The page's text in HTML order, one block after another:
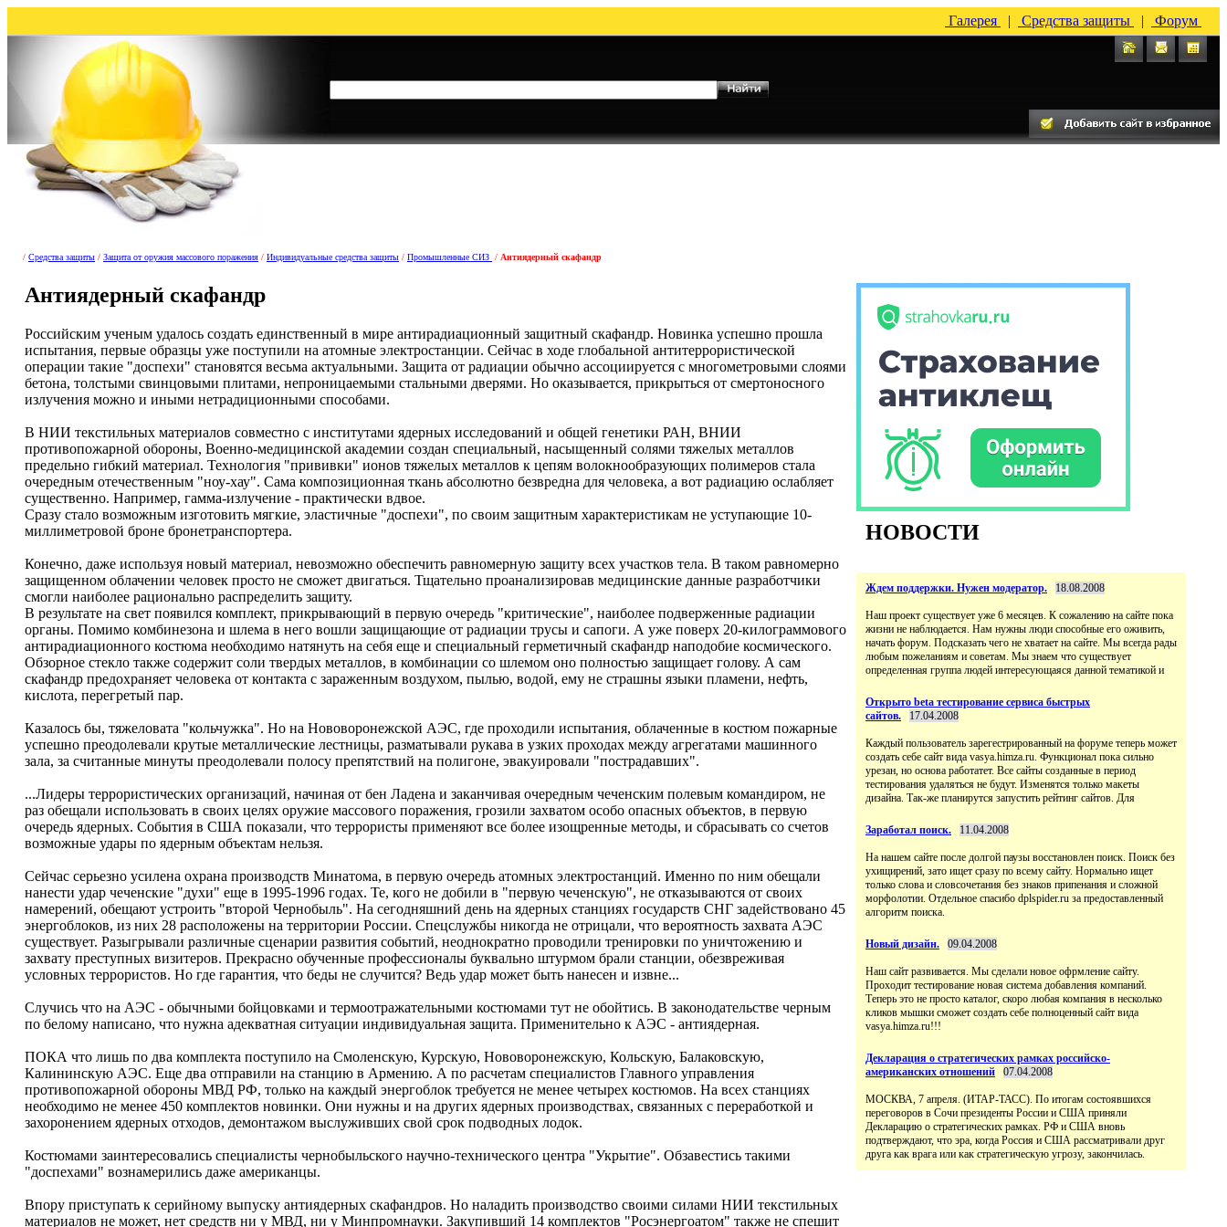
Галерея | Средства защиты | Форум
/ Средства защиты / Защита от оружия массового поражения / Индивидуальные средства защиты / Промышленные СИЗ / Антиядерный скафандр
Антиядерный скафандр
Российским ученым удалось создать единственный в мире антирадиационный защитный скафандр. Новинка успешно прошла
испытания, первые образцы уже поступили на атомные электростанции. Сейчас в ходе глобальной антитеррористической
операции такие "доспехи" становятся весьма актуальными. Защита от радиации обычно ассоциируется с многометровыми слоями
бетона, толстыми свинцовыми плитами, непроницаемыми стальными дверями. Но оказывается, прикрыться от смертоносного
излучения можно и иными нетрадиционными способами.
В НИИ текстильных материалов совместно с институтами ядерных исследований и общей генетики РАН, ВНИИ
противопожарной обороны, Военно-медицинской академии создан специальный, насыщенный солями тяжелых металлов
предельно гибкий материал. Технология "прививки" ионов тяжелых металлов к цепям волокнообразующих полимеров стала
очередным отечественным "ноу-хау". Сама композиционная ткань абсолютно безвредна для человека, а вот радиацию ослабляет
существенно. Например, гамма-излучение - практически вдвое.
Сразу стало возможным изготовить мягкие, эластичные "доспехи", по своим защитным характеристикам не уступающие 10-
миллиметровой броне бронетранспортера.
Конечно, даже используя новый материал, невозможно обеспечить равномерную защиту всех участков тела. В таком равномерно
защищенном облачении человек просто не сможет двигаться. Тщательно проанализировав медицинские данные разработчики
смогли наиболее рационально распределить защиту.
В результате на свет появился комплект, прикрывающий в первую очередь "критические", наиболее подверженные радиации
органы. Помимо комбинезона и шлема в него вошли защищающие от радиации трусы и сапоги. А уже поверх 20-килограммового
антирадиационного костюма необходимо натянуть на себя еще и специальный герметичный скафандр наподобие космического.
Обзорное стекло также содержит соли твердых металлов, в комбинации со шлемом оно полностью защищает голову. А сам
скафандр предохраняет человека от контакта с зараженным воздухом, пылью, водой, ему не страшны языки пламени, нефть,
кислота, перегретый пар.
Казалось бы, тяжеловата "кольчужка". Но на Нововоронежской АЭС, где проходили испытания, облаченные в костюм пожарные
успешно преодолевали крутые металлические лестницы, разматывали рукава в узких проходах между агрегатами машинного
зала, за считанные минуты преодолевали полосу препятствий на полигоне, эвакуировали "пострадавших".
...Лидеры террористических организаций, начиная от бен Ладена и заканчивая очередным чеченским полевым командиром, не
раз обещали использовать в своих целях оружие массового поражения, грозили захватом особо опасных объектов, в первую
очередь ядерных. События в США показали, что террористы применяют все более изощренные методы, и сбрасывать со счетов
возможные удары по ядерным объектам нельзя.
Сейчас серьезно усилена охрана производств Минатома, в первую очередь атомных электростанций. Именно по ним обещали
нанести удар чеченские "духи" еще в 1995-1996 годах. Те, кого не добили в "первую чеченскую", не отказываются от своих
намерений, обещают устроить "второй Чернобыль". На сегодняшний день на ядерных станциях государств СНГ задействовано 45
энергоблоков, из них 28 расположены на территории России. Спецслужбы никогда не отрицали, что вероятность захвата АЭС
существует. Разыгрывали различные сценарии развития событий, неоднократно проводили тренировки по уничтожению и
захвату преступных визитеров. Прекрасно обученные профессионалы буквально штурмом брали станции, обезвреживая
условных террористов. Но где гарантия, что беды не случится? Ведь удар может быть нанесен и извне...
Случись что на АЭС - обычными бойцовками и термоотражательными костюмами тут не обойтись. В законодательстве черным
по белому написано, что нужна адекватная ситуации индивидуальная защита. Применительно к АЭС - антиядерная.
ПОКА что лишь по два комплекта поступило на Смоленскую, Курскую, Нововоронежскую, Кольскую, Балаковскую,
Калининскую АЭС. Еще два отправили на станцию в Армению. А по расчетам специалистов Главного управления
противопожарной обороны МВД РФ, только на каждый энергоблок требуется не менее четырех костюмов. На всех станциях
необходимо не менее 450 комплектов новинки. Они нужны и на других ядерных производствах, связанных с переработкой и
захоронением ядерных отходов, демонтажом выслуживших свой срок подводных лодок.
Костюмами заинтересовались специалисты чернобыльского научно-технического центра "Укрытие". Обзавестись такими
"доспехами" вознамерились даже американцы.
Впору приступать к серийному выпуску антиядерных скафандров. Но наладить производство своими силами НИИ текстильных
материалов не может, нет средств ни у МВД, ни у Минпромнауки. Закупивший 14 комплектов "Росэнергоатом" также не спешит
НОВОСТИ
Ждем поддержки. Нужен модератор. 18.08.2008
Наш проект существует уже 6 месяцев. К сожалению на сайте пока
жизни не наблюдается. Нам нужны люди способные его оживить,
начать форум. Подсказать чего не хватает на сайте. Мы всегда рады
любым пожеланиям и советам. Мы знаем что существует
определенная группа людей интересующаяся данной тематикой и
Открыто beta тестирование сервиса быстрых
сайтов.
17.04.2008
Каждый пользователь зарегестрированный на форуме теперь может
создать себе сайт вида vasya.himza.ru. Функционал пока сильно
урезан, но основа работатет. Все сайты созданные в период
тестирования удаляться не будут. Изменятся только макеты
дизайна. Так-же планирутся запустить рейтинг сайтов. Для
Заработал поиск. 11.04.2008
На нашем сайте после долгой паузы восстановлен поиск. Поиск без
ухищирений, зато ищет сразу по всему сайту. Нормально ищет
только слова и словсочетания без знаков припенания и сложной
морфолотии. Отдельное спасибо dplspider.ru за предоставленный
алгоритм поиска.
Новый дизайн. 09.04.2008
Наш сайт развивается. Мы сделали новое офрмление сайту.
Проходит тестирование новая система добавления компаний.
Теперь это не просто каталог, скоро любая компания в несколько
кликов мышки сможет создать себе полноценный сайт вида
vasya.himza.ru!!!
Декларация о стратегических рамках российско-
американских отношений
07.04.2008
МОСКВА, 7 апреля. (ИТАР-ТАСС). По итогам состоявшихся
переговоров в Сочи президенты России и США приняли
Декларацию о стратегических рамках. РФ и США вновь
подтверждают, что эра, когда Россия и США рассматривали друг
друга как врага или как стратегическую угрозу, закончилась.